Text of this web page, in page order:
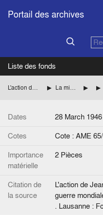
Portail des archives
Liste des fonds
L'action de Jean Monnet pendant la Seconde guerre mondiale La mission de Jean Monnet à Washington pour le compte des autorités françaises
Dates
28 March
Cotes
Cote : AME
Importance
matérielle
2 Pièces
Citation de
la source
L'action de
guerre
. Lausanne :